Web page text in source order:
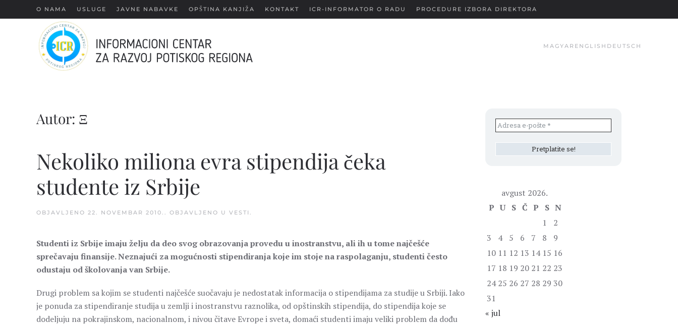
content
О NAMA USLUGE JAVNE NABAVKE OPŠTINA KANJIŽA KONTAKT ICR-INFORMATOR O RADU PROCEDURE IZBORA DIREKTORA
MAGYAR ENGLISH DEUTSCH
Autor: Ξ
Nekoliko miliona evra stipendija čeka
studente iz Srbije
OBJAVLJENO 22. NOVEMBAR 2010. . OBJAVLJENO U VESTI .
Studenti iz Srbije imaju želju da deo svog obrazovanja provedu u inostranstvu, ali ih u tome najčešće
sprečavaju finansije. Neznajući za mogućnosti stipendiranja koje im stoje na raspolaganju, studenti često
odustaju od školovanja van Srbije.
Drugi problem sa kojim se studenti najčešće suočavaju je nedostatak informacija o stipendijama za studije u Srbiji. Iako
je ponuda za stipendiranje studija u zemlji i inostranstvu raznolika, od opštinskih stipendija, do stipendija koje se
dodeljuju na pokrajinskom, nacionalnom, i nivou čitave Evrope i sveta, domaći studenti imaju veliki problem da dođu
avgust 2026.
P U S Č P S N
1
2
3
4 5 6 7 8
9
10 11 12 13 14 15 16
17 18 19 20 21 22 23
24 25 26 27 28 29 30
31
« jul